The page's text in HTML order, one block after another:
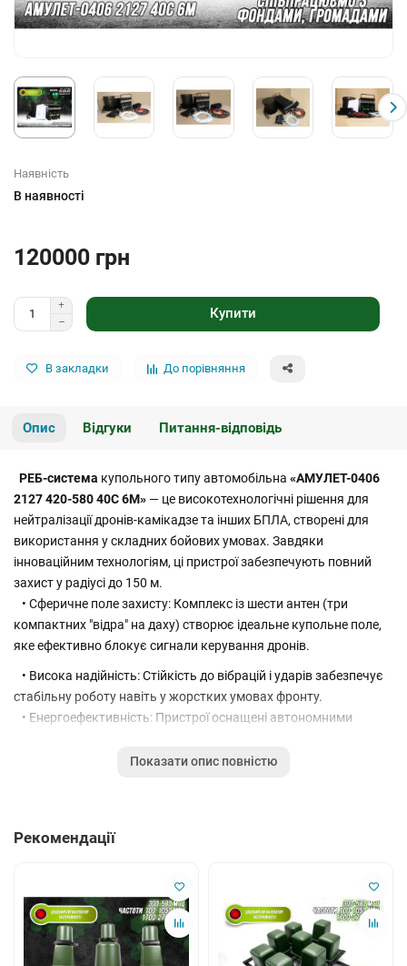
Наявність
В наявності
120000 грн
Купити
В закладки До порівняння
Опис Відгуки Питання-відповідь
РЕБ-система купольного типу автомобільна «АМУЛЕТ-0406
2127 420-580 40С 6М» — це високотехнологічні рішення для
нейтралізації дронів-камікадзе та інших БПЛА, створені для
використання у складних бойових умовах. Завдяки
інноваційним технологіям, ці пристрої забезпечують повний
захист у радіусі до 150 м.
• Сферичне поле захисту: Комплекс із шести антен (три
компактних "відра" на даху) створює ідеальне купольне поле,
яке ефективно блокує сигнали керування дронів.
• Висока надійність: Стійкість до вібрацій і ударів забезпечує
стабільну роботу навіть у жорстких умовах фронту.
• Енергоефективність: Пристрої оснащені автономними
так і від стандартної електромережі.
«АМУЛЕТ-0406 2127 420-580 40С 6М»
Кутовий сектор випромінювання 360 градусів
Ступінь захисту IP 21
Потужність генераторів випромінювання 40 Вт
Радіус дії: до 150 м
Показати опис повністю
Рекомендації